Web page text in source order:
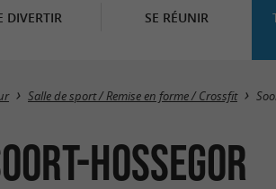
DIVERTIR SE RÉUNIR
Salle de sport / Remise en forme / Crossfit
Hossegor